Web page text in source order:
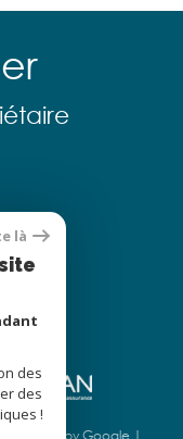
là
des
des
!